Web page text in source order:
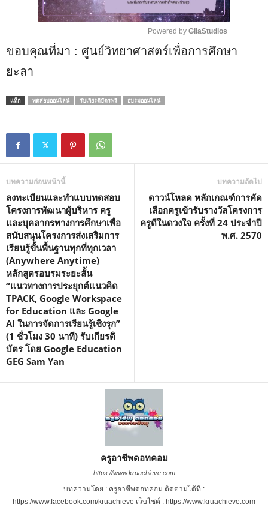
M
Powered by GliaStudios
ขอบคุณที่มา : ศูนย์วิทยาศาสตร์เพื่อการศึกษา
ยะลา
แท็ก ทดสอบออนไลน์ รับเกียรติบัตรฟรี อบรมออนไลน์
บทความก่อนหน้านี้
ลงทะเบียนและทำแบบทดสอบ
โครงการพัฒนาผู้บริหาร ครู
และบุคลากรทางการศึกษาเพื่อ
สนับสนุนโครงการส่งเสริมการ
เรียนรู้ขั้นพื้นฐานทุกที่ทุกเวลา
(Anywhere Anytime)
หลักสูตรอบรมระยะสั้น
“แนวทางการประยุกต์แนวคิด
TPACK, Google Workspace
for Education และ Google
AI ในการจัดการเรียนรู้เชิงรุก”
(1 ชั่วโมง 30 นาที) รับเกียรติ
บัตร โดย Google Education
GEG Sam Yan
บทความถัดไป
ดาวน์โหลด หลักเกณฑ์การคัด
เลือกครูเข้ารับรางวัลโครงการ
ครูดีในดวงใจ ครั้งที่ 24 ประจำปี
พ.ศ. 2570
ครูอาชีพดอทคอม
https://www.kruachieve.com
บทความโดย : ครูอาชีพดอทคอม ติดตามได้ที่ :
https://www.facebook.com/kruachieve เว็บไซต์ : https://www.kruachieve.com